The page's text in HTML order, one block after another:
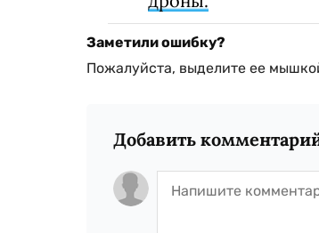
Заметили ошибку?
Пожалуйста, выделите ее
Добавить